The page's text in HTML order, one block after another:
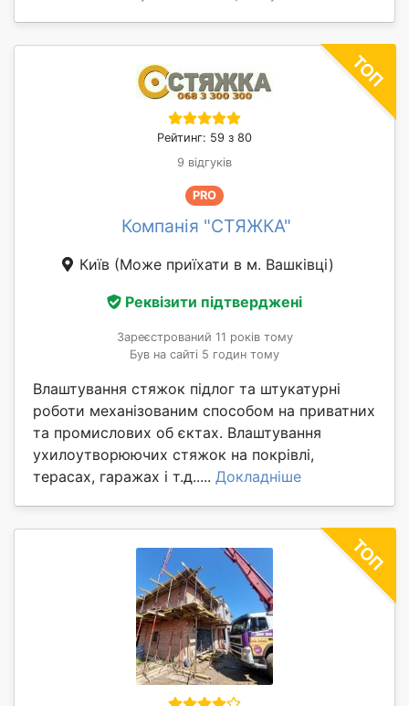
Рейтинг: 59 з 80
9 відгуків
PRO
Компанія "СТЯЖКА"
Київ (Може приїхати в м. Вашківці)
Реквізити підтверджені
Зареєстрований 11 років тому
Був на сайті 5 годин тому
Влаштування стяжок підлог та штукатурні
роботи механізованим способом на приватних
та промислових об єктах. Влаштування
ухилоутворюючих стяжок на покрівлі,
терасах, гаражах і т.д..... Докладніше